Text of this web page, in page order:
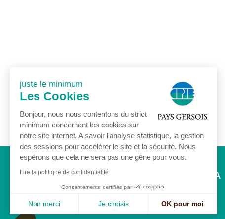
Accueil Association Agenda
juste le minimum
Les Cookies
Bonjour, nous nous contentons du strict
minimum concernant les cookies sur
notre site internet. A savoir l'analyse statistique, la gestion
des sessions pour accélérer le site et la sécurité. Nous
espérons que cela ne sera pas une gêne pour vous.
Lire la politique de confidentialité
Consentements certifiés par
Non merci Je choisis OK pour moi